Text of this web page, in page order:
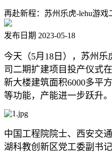
再赴新程：苏州乐虎-lehu游
发布日期 2023-05-18
今天（5月18日），苏州乐
司二期扩建项目投产仪式
新大楼建筑面积6000多平
等功能，产能进一步跃升。
中国工程院院士、西安交
湖科教创新区党工委副书